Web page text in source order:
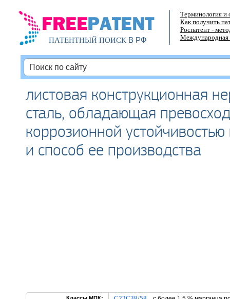
ПАТЕНТНЫЙ ПОИСКВ РФ
Терминология и
Как получить
Роспатент -
Международная
листовая конструкционная
сталь, обладающая
коррозионной
и способ ее производства